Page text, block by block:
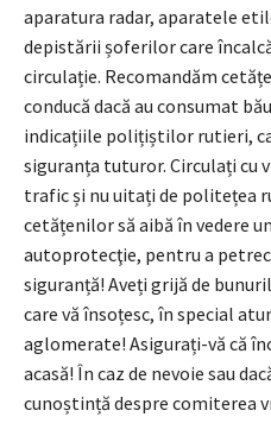
aparatura radar, aparatele
depistării șoferilor care
circulație. Recomandăm
conducă dacă au consumat
indicațiile polițiștilor rutieri,
siguranța tuturor. Circulați cu
trafic și nu uitați de politețea
cetățenilor să aibă în vedere
autoprotecţie, pentru a
siguranță! Aveți grijă de
care vă însoțesc, în special
aglomerate! Asigurați-vă că
acasă! În caz de nevoie sau
cunoștință despre comiterea